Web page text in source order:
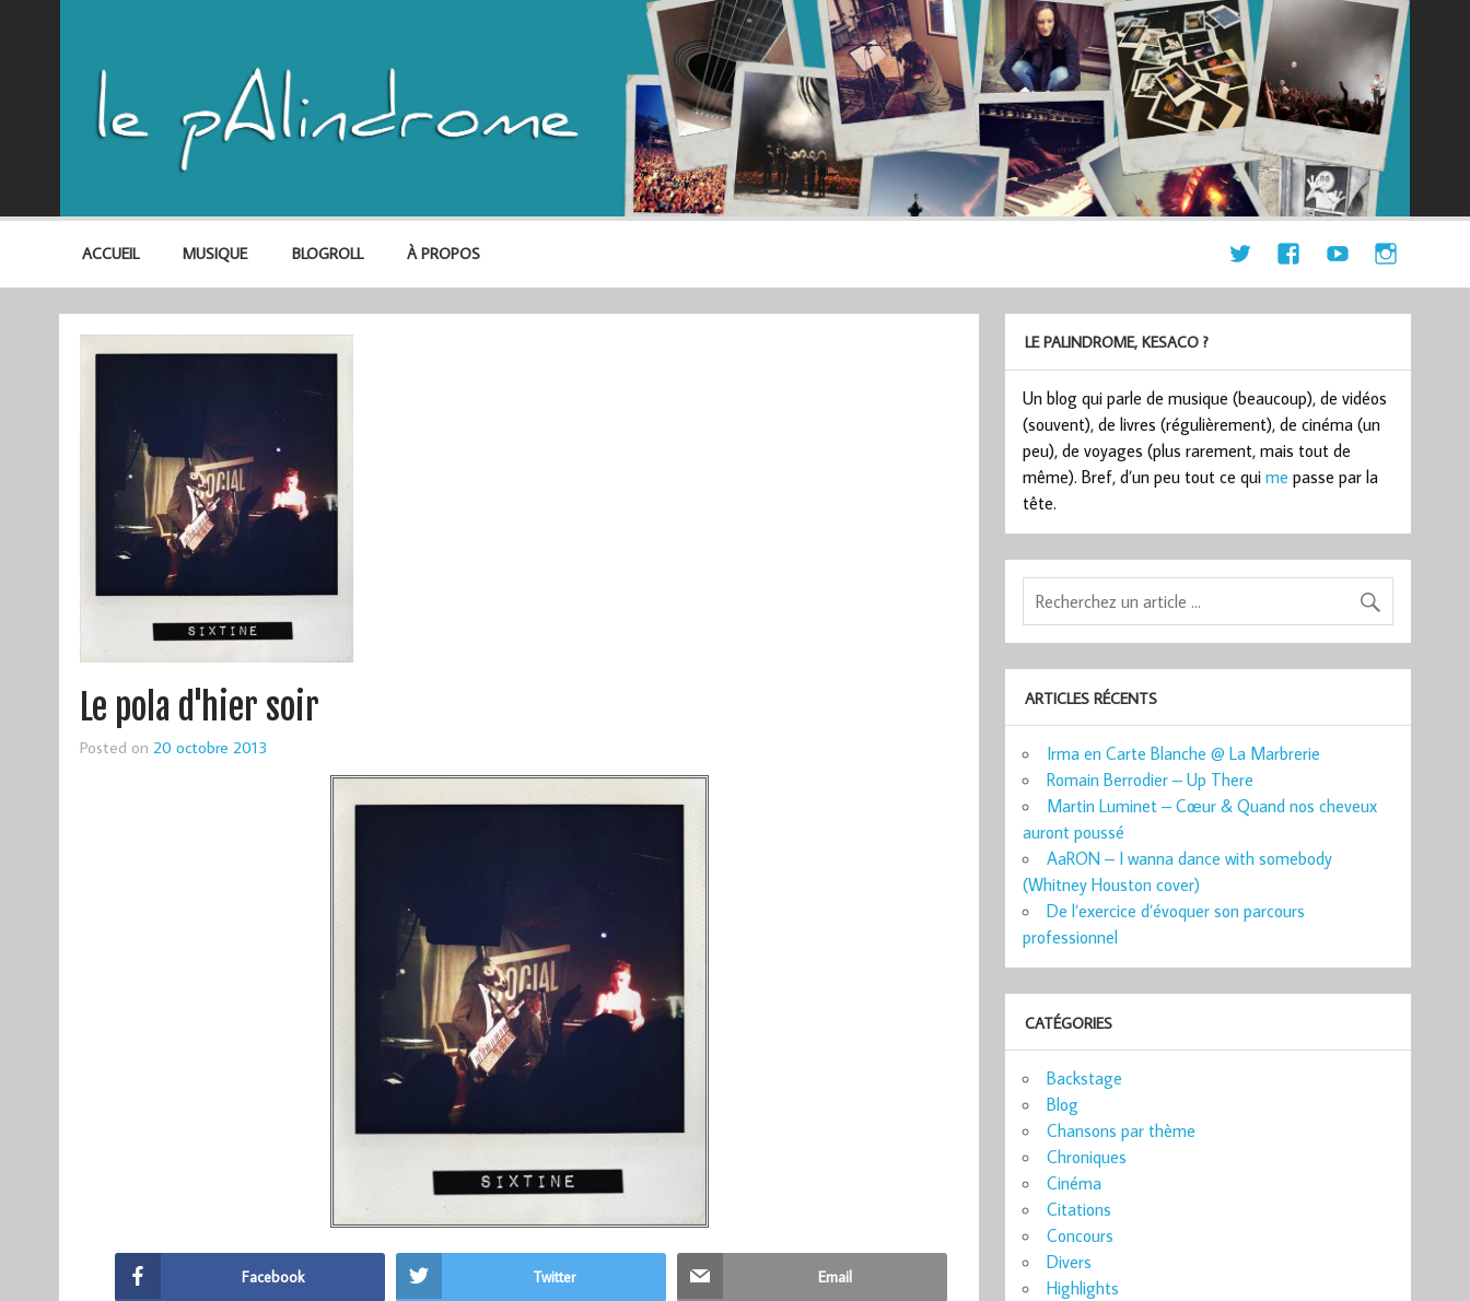
ACCUEIL MUSIQUE BLOGROLL À PROPOS
Le pola d'hier soir
Posted on 20 octobre 2013
Facebook Twitter Email
LE PALINDROME, KESACO ?
Un blog qui parle de musique (beaucoup), de vidéos
(souvent), de livres (régulièrement), de cinéma (un
peu), de voyages (plus rarement, mais tout de
même). Bref, d’un peu tout ce quime passe par la
tête.
ARTICLES RÉCENTS
Irma en Carte Blanche @ La Marbrerie
Romain Berrodier – Up There
Martin Luminet – Cœur & Quand nos cheveux
auront poussé
AaRON – I wanna dance with somebody
(Whitney Houston cover)
De l’exercice d’évoquer son parcours
professionnel
CATÉGORIES
Backstage
Blog
Chansons par thème
Chroniques
Cinéma
Citations
Concours
Divers
Highlights